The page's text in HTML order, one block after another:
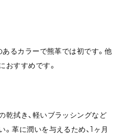
るカラーで熊革では初です。他
おすすめです。
乾拭き、軽いブラッシングなど
革に潤いを与えるため、1ヶ月